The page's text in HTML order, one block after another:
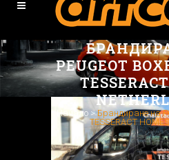
PEUGEOT
Начало >Брандиране на
TESSERACT